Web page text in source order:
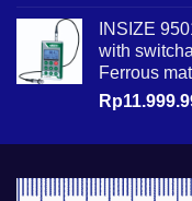
INSIZE
with
Ferrous
Rp